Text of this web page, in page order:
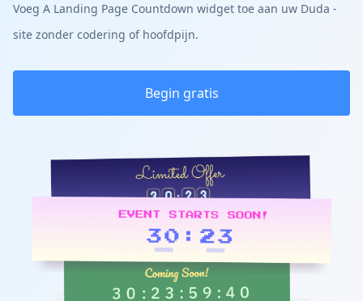
Voeg A Landing Page Countdown widget toe aan uw Duda -
site zonder codering of hoofdpijn.
Begin gratis